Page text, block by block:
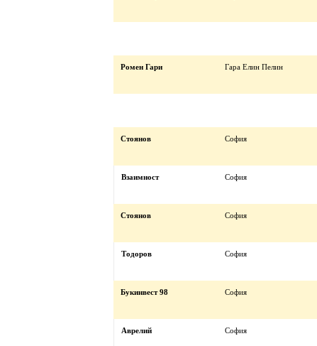
Ромен Гари Гара Елин Пелин
Стоянов София
Взаимност София
Стоянов София
Тодоров София
Букинвест 98 София
Аврелий София